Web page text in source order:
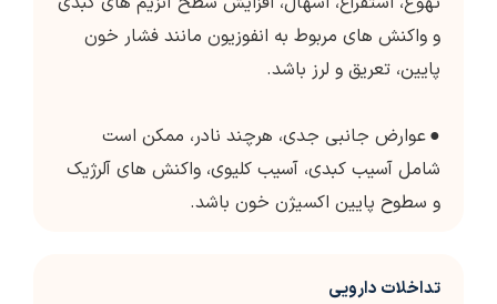
و واکنش های مربوط به انفوزیون مانند فشار خون
پایین، تعریق و لرز باشد.
●عوارض جانبی جدی، هرچند نادر، ممکن است
شامل آسیب کبدی، آسیب کلیوی، واکنش های آلرژیک
و سطوح پایین اکسیژن خون باشد.
تداخلات دارویی